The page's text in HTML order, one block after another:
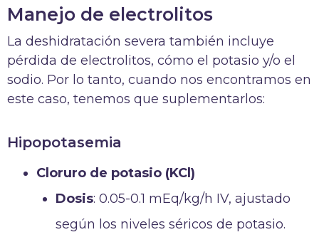
Manejo de electrolitos
La deshidratación severa también incluye
pérdida de electrolitos, cómo el potasio y/o el
sodio. Por lo tanto, cuando nos encontramos en
este caso, tenemos que suplementarlos:
Hipopotasemia
Cloruro de potasio (KCl)
Dosis: 0.05-0.1 mEq/kg/h IV, ajustado
según los niveles séricos de potasio.